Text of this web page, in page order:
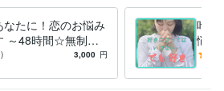
なたに！恋のお悩み
～48時間☆無制
ットで恋愛相談♩
3,000 円
叶わ
悩み
ては